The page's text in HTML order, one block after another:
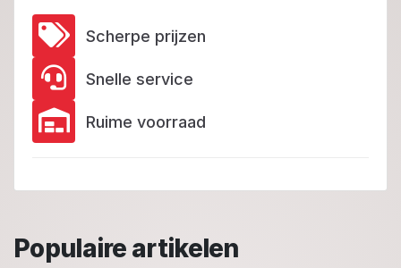
Scherpe prijzen
Snelle service
Ruime voorraad
Populaire artikelen